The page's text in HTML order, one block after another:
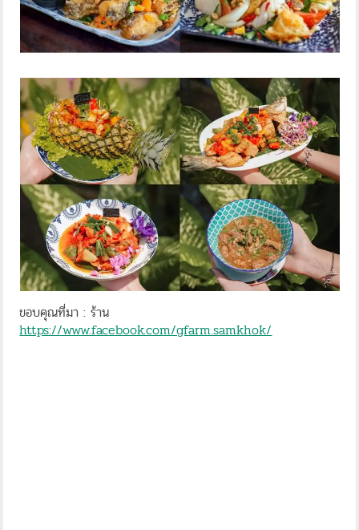
ขอบคุณที่มา : ร้าน
https://www.facebook.com/gfarm.samkhok/